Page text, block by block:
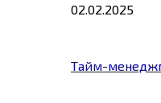
02.02.2025
Тайм-